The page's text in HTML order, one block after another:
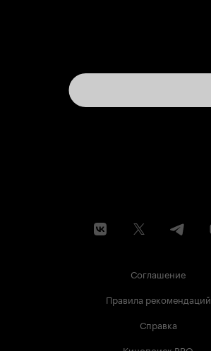
Соглашение
Правила рекомендаций
Справка